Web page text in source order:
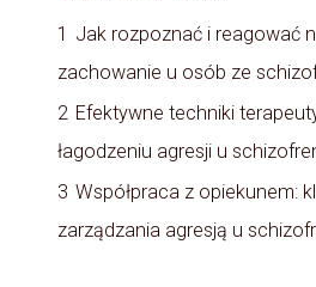
1 Jak rozpoznać i reagować
zachowanie u osób ze
2 Efektywne techniki
łagodzeniu agresji u
3 Współpraca z opiekunem:
zarządzania agresją u